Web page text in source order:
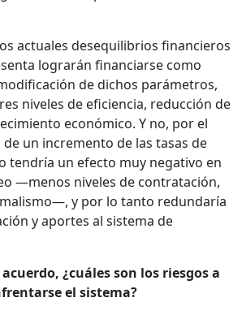
actuales desequilibrios financieros
lograrán financiarse como
de dichos parámetros,
niveles de eficiencia, reducción de
económico. Y no, por el
un incremento de las tasas de
tendría un efecto muy negativo en
—menos niveles de contratación,
y por lo tanto redundaría
y aportes al sistema de
¿cuáles son los riesgos a
el sistema?